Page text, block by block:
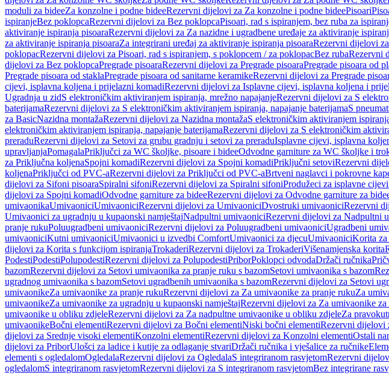
moduli za bideeZa konzolne i podne bideeRezervni dijelovi za Za konzolne i podne bideePisoari
ispiranjeBez poklopcaRezervni dijelovi za Bez poklopcaPisoari, rad s ispiranjem, bez ruba za
aktiviranje ispiranja pisoaraRezervni dijelovi za Za nazidne i ugradbene uređaje za aktiviranje
za aktiviranje ispiranja pisoaraZa integrirani uređaj za aktiviranje ispiranja pisoaraRezervni dijelovi
poklopacRezervni dijelovi za Pisoari, rad s ispiranjem, s poklopcem / za poklopacBez rubaRezervni
dijelovi za Bez poklopcaPregrade pisoaraRezervni dijelovi za Pregrade pisoaraPregrade pisoara od
Pregrade pisoara od staklaPregrade pisoara od sanitarne keramikeRezervni dijelovi za Pregrade
cijevi, isplavna koljena i prijelazni komadiRezervni dijelovi za Isplavne cijevi, isplavna koljena i
Ugradnja u zidS elektroničkim aktiviranjem ispiranja, mrežno napajanjeRezervni dijelovi za S
baterijamaRezervni dijelovi za S elektroničkim aktiviranjem ispiranja, napajanje baterijamaS
za BasicNazidna montažaRezervni dijelovi za Nazidna montažaS elektroničkim aktiviranjem
elektroničkim aktiviranjem ispiranja, napajanje baterijamaRezervni dijelovi za S elektroničkim
preraduRezervni dijelovi za Setovi za grubu gradnju i setovi za preraduIsplavne cijevi, isplavna
upravljanjaPomagalaPriključci za WC školjke, pisoare i bideeOdvodne garniture za WC školjke i
za Priključna koljenaSpojni komadiRezervni dijelovi za Spojni komadiPriključni setoviRezervni
koljenaPriključci od PVC-aRezervni dijelovi za Priključci od PVC-aBrtveni naglavci i pokrovne
dijelovi za Sifoni pisoaraSpiralni sifoniRezervni dijelovi za Spiralni sifoniProdužeci za isplavne
dijelovi za Spojni komadiOdvodne garniture za bideeRezervni dijelovi za Odvodne garniture za
umivaonikaUmivaoniciUmivaoniciRezervni dijelovi za UmivaoniciDvostruki umivaoniciRezervni
Umivaonici za ugradnju u kupaonski namještajNadpultni umivaoniciRezervni dijelovi za Nadpultni
pranje rukuPoluugradbeni umivaoniciRezervni dijelovi za Poluugradbeni umivaoniciUgradbeni
umivaoniciKutni umivaoniciUmivaonici u izvedbi ComfortUmivaonici za djecuUmivaoniciKorita za
dijelovi za Korita s funkcijom ispiranjaTrokaderiRezervni dijelovi za TrokaderiVišenamjenska korita
PodestiPodestiPolupodestiRezervni dijelovi za PolupodestiPriborPoklopci odvodaDržači ručnika
bazomRezervni dijelovi za Setovi umivaonika za pranje ruku s bazomSetovi umivaonika s bazom
ugradnog umivaonika s bazomSetovi ugradbenih umivaonika s bazomRezervni dijelovi za Setovi
umivaonikeZa umivaonike za pranje rukuRezervni dijelovi za Za umivaonike za pranje rukuZa
umivaonikeZa umivaonike za ugradnju u kupaonski namještajRezervni dijelovi za Za umivaonike
umivaonike u obliku zdjeleRezervni dijelovi za Za nadpultne umivaonike u obliku zdjeleZa
umivaonikeBočni elementiRezervni dijelovi za Bočni elementiNiski bočni elementiRezervni dijelovi
dijelovi za Srednje visoki elementiKonzolni elementiRezervni dijelovi za Konzolni elementiOstali
dijelovi za PriborUlošci za ladice i kutije za odlaganje stvariDržači ručnika i vješalice za ručnike
elementi s ogledalomOgledalaRezervni dijelovi za OgledalaS integriranom rasvjetomRezervni
ogledalomS integriranom rasvjetomRezervni dijelovi za S integriranom rasvjetomBez integrirane